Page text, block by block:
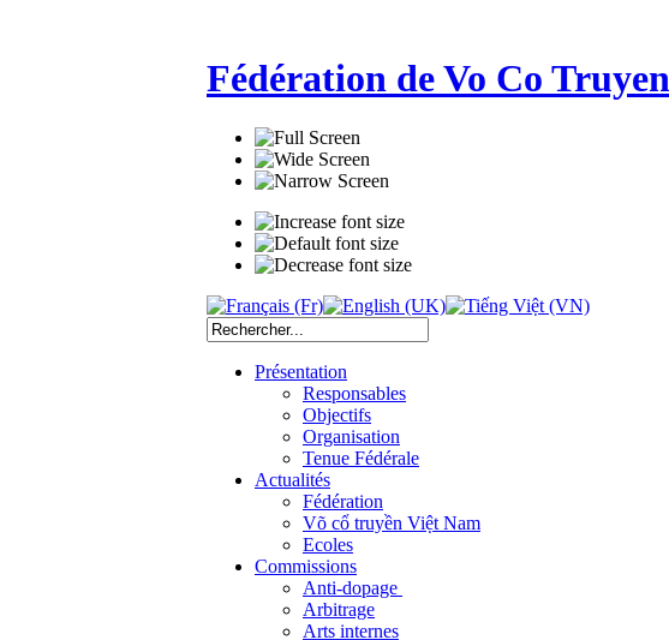
Fédération de Vo Co
Présentation
Responsables
Objectifs
Organisation
Tenue Fédérale
Actualités
Fédération
Võ cổ truyền Việt Nam
Ecoles
Commissions
Anti-dopage
Arbitrage